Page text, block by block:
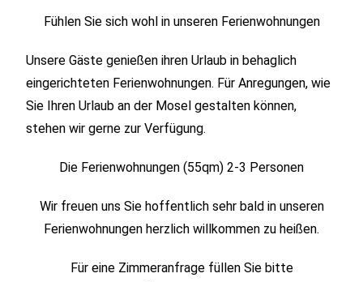
Fühlen Sie sich wohl in unseren Ferienwohnungen
Unsere Gäste genießen ihren Urlaub in behaglich
eingerichteten Ferienwohnungen. Für Anregungen, wie
Sie Ihren Urlaub an der Mosel gestalten können,
stehen wir gerne zur Verfügung.
Die Ferienwohnungen (55qm) 2-3 Personen
Wir freuen uns Sie hoffentlich sehr bald in unseren
Ferienwohnungen herzlich willkommen zu heißen.
Für eine Zimmeranfrage füllen Sie bitte